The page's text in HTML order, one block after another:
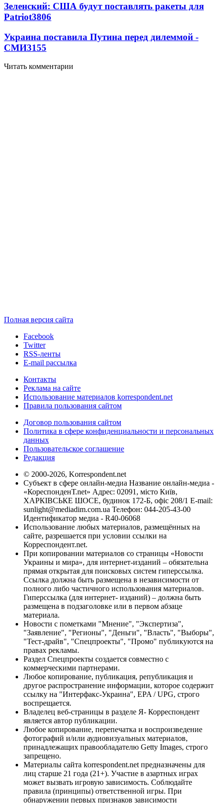
Зеленский: США будут поставлять ракеты для
Patriot3806
Украина поставила Путина перед дилеммой -
СМИ3155
Читать комментарии
Полная версия сайта
Facebook
Twitter
RSS-ленты
E-mail рассылка
Контакты
Реклама на сайте
Использование материалов korrespondent.net
Правила пользования сайтом
Договор пользования сайтом
Политика в сфере конфиденциальности и персональных
данных
Пользовательское соглашение
Редакция
© 2000-2026, Korrespondent.net
Субъект в сфере онлайн-медиа Название онлайн-медиа -
«КореспонденТ.net» Адрес: 02091, місто Київ,
ХАРКІВСЬКЕ ШОСЕ, будинок 172-Б, офіс 208/1 E-mail:
sunlight@mediadim.com.ua Телефон: 044-205-43-00
Идентификатор медиа - R40-06068
Использование любых материалов, размещённых на
сайте, разрешается при условии ссылки на
Корреспондент.net.
При копировании материалов со страницы «Новости
Украины и мира», для интернет-изданий – обязательна
прямая открытая для поисковых систем гиперссылка.
Ссылка должна быть размещена в независимости от
полного либо частичного использования материалов.
Гиперссылка (для интернет- изданий) – должна быть
размещена в подзаголовке или в первом абзаце
материала.
Новости с пометками "Мнение", "Экспертиза",
"Заявление", "Регионы", "Деньги", "Власть", "Выборы",
"Тест-драйв", "Спецпроекты", "Промо" публикуются на
правах рекламы.
Раздел Спецпроекты создается совместно с
коммерческими партнерами.
Любое копирование, публикация, републикация и
другое распространение информации, которое содержит
ссылку на "Интерфакс-Украина", EPA / UPG, строго
воспрещается.
Владелец веб-страницы в разделе Я- Корреспондент
является автор публикации.
Любое копирование, перепечатка и воспроизведение
фотографий и/или аудиовизуальных материалов,
принадлежащих правообладателю Getty Images, строго
запрещено.
Материалы сайта korrespondent.net предназначены для
лиц старше 21 года (21+). Участие в азартных играх
может вызвать игровую зависимость. Соблюдайте
правила (принципы) ответственной игры. При
обнаружении первых признаков зависимости